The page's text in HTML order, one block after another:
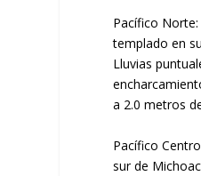
Pacífico
templado en
Lluvias
a 2.0 metros
Pacífico
sur de